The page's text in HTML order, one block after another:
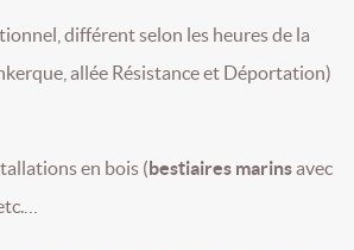
différent selon les heures de la
allée Résistance et Déportation)
en bois (bestiaires marinsavec